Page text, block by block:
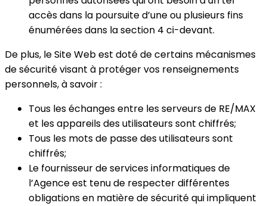
accès dans la poursuite d’une ou plusieurs fins
énumérées dans la section 4 ci-devant.
De plus, le Site Web est doté de certains mécanismes
de sécurité visant à protéger vos renseignements
personnels, à savoir :
Tous les échanges entre les serveurs de RE/MAX
et les appareils des utilisateurs sont chiffrés;
Tous les mots de passe des utilisateurs sont
chiffrés;
Le fournisseur de services informatiques de
l’Agence est tenu de respecter différentes
obligations en matière de sécurité qui impliquent